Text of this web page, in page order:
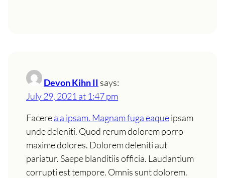
Devon Kihn II says:
July 29, 2021 at 1:47 pm
Facerea a ipsam. Magnam fuga eaqueipsam
unde deleniti. Quod rerum dolorem porro
maxime dolores. Dolorem deleniti aut
pariatur. Saepe blanditiis officia. Laudantium
corrupti est tempore. Omnis sunt dolorem.